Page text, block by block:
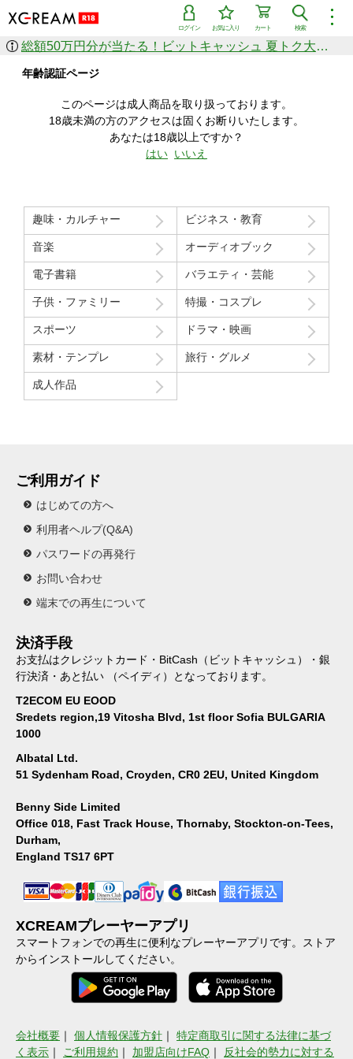
︙
検索
カート
お気に入り
ログイン
作品を探す
ジャンル
シリーズ
人気のセール中商品
新着セール中商品
すべての作品から探す
価格の安い順
価格の高い順
月間ランキング
年間ランキング
総額50万円分が当たる！ビットキャッシュ 夏トク大感謝祭
年齢認証ページ
このページは成人商品を取り扱っております。
18歳未満の方のアクセスは固くお断りいたします。
あなたは18歳以上ですか？
はい いいえ
趣味・カルチャー ビジネス・教育
音楽 オーディオブック
電子書籍 バラエティ・芸能
子供・ファミリー 特撮・コスプレ
スポーツ ドラマ・映画
素材・テンプレ 旅行・グルメ
成人作品
ご利用ガイド
はじめての方へ
利用者ヘルプ(Q&A)
パスワードの再発行
お問い合わせ
端末での再生について
決済手段
お支払はクレジットカード・BitCash（ビットキャッシュ）・銀
行決済・あと払い （ペイディ）となっております。
T2ECOM EU EOOD
Sredets region,19 Vitosha Blvd, 1st floor Sofia BULGARIA
1000
Albatal Ltd.
51 Sydenham Road, Croyden, CR0 2EU, United Kingdom
Benny Side Limited
Office 018, Fast Track House, Thornaby, Stockton-on-Tees,
Durham,
England TS17 6PT
XCREAMプレーヤーアプリ
スマートフォンでの再生に便利なプレーヤーアプリです。ストア
からインストールしてください。
会社概要 ｜ 個人情報保護方針 ｜ 特定商取引に関する法律に基づ
く表示 ｜ ご利用規約 ｜ 加盟店向けFAQ ｜ 反社会的勢力に対する